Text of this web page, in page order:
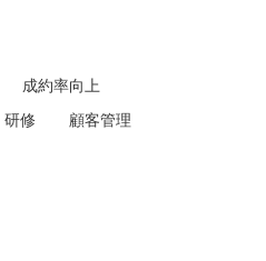
成約率向上
研修
顧客管理